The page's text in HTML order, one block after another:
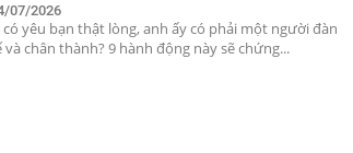
07/2026
yêu bạn thật lòng, anh ấy có phải một người đàn
chân thành? 9 hành động này sẽ chứng...